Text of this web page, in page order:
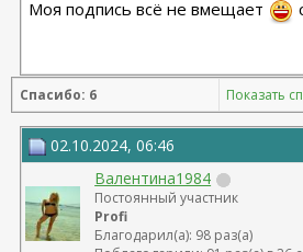
Моя подпись всё не вмещает
Спасибо: 6 Показать
02.10.2024, 06:46
Валентина1984
Постоянный участник
Profi
Благодарил(а): 98 раз(а)